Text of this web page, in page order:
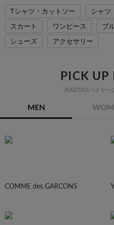
Tシャツ・カットソー シャツ
スカート
ワンピース ブ
シューズ
アクセサリー
PICK UP
RAGTAGバイヤー
MEN
COMME des GARCONS